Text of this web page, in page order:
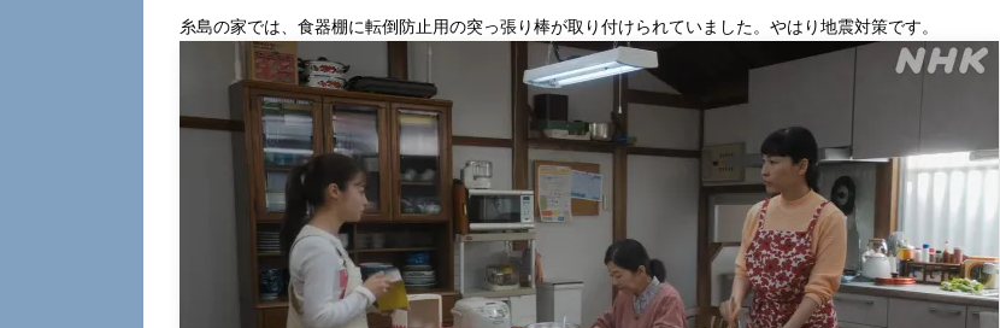
糸島の家では、食器棚に転倒防止用の突っ張り棒が取り付けられていました。やはり地震対策です。